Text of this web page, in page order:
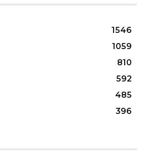
1546
1059
810
592
485
396